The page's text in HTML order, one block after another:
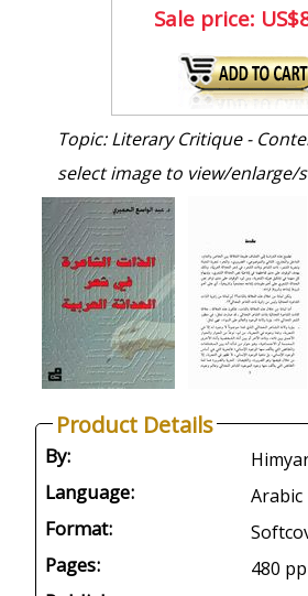
Sale price:
Topic: Literary Critique -
select image to view/enlarge/
Product Details
By:
Language: Arabic
Format:
Pages: 480 pp